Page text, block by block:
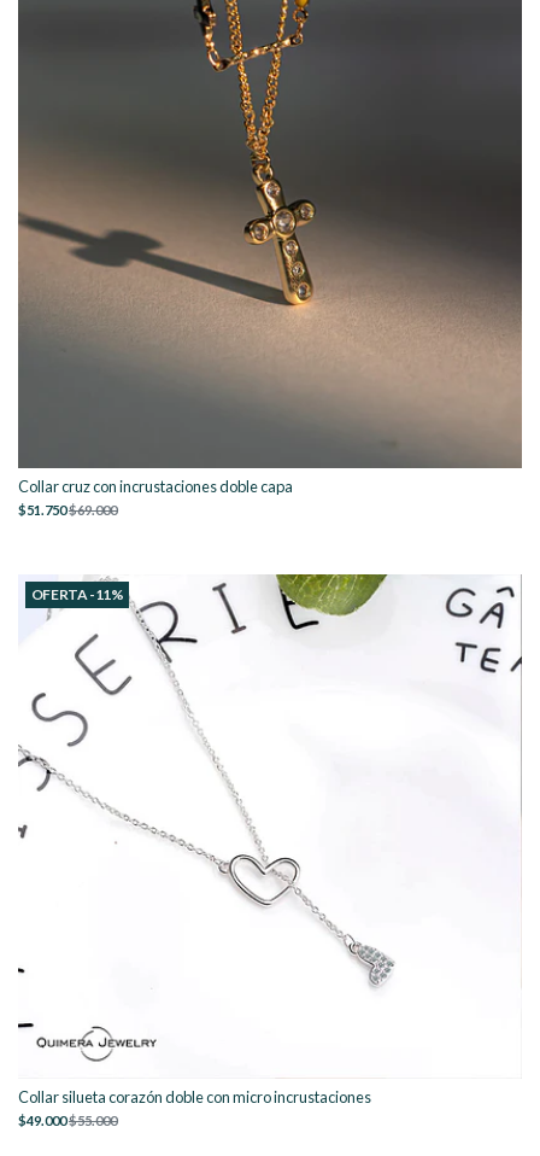
Collar cruz con incrustaciones doble capa
$51.750$69.000
OFERTA -11%
Collar silueta corazón doble con micro incrustaciones
$49.000$55.000